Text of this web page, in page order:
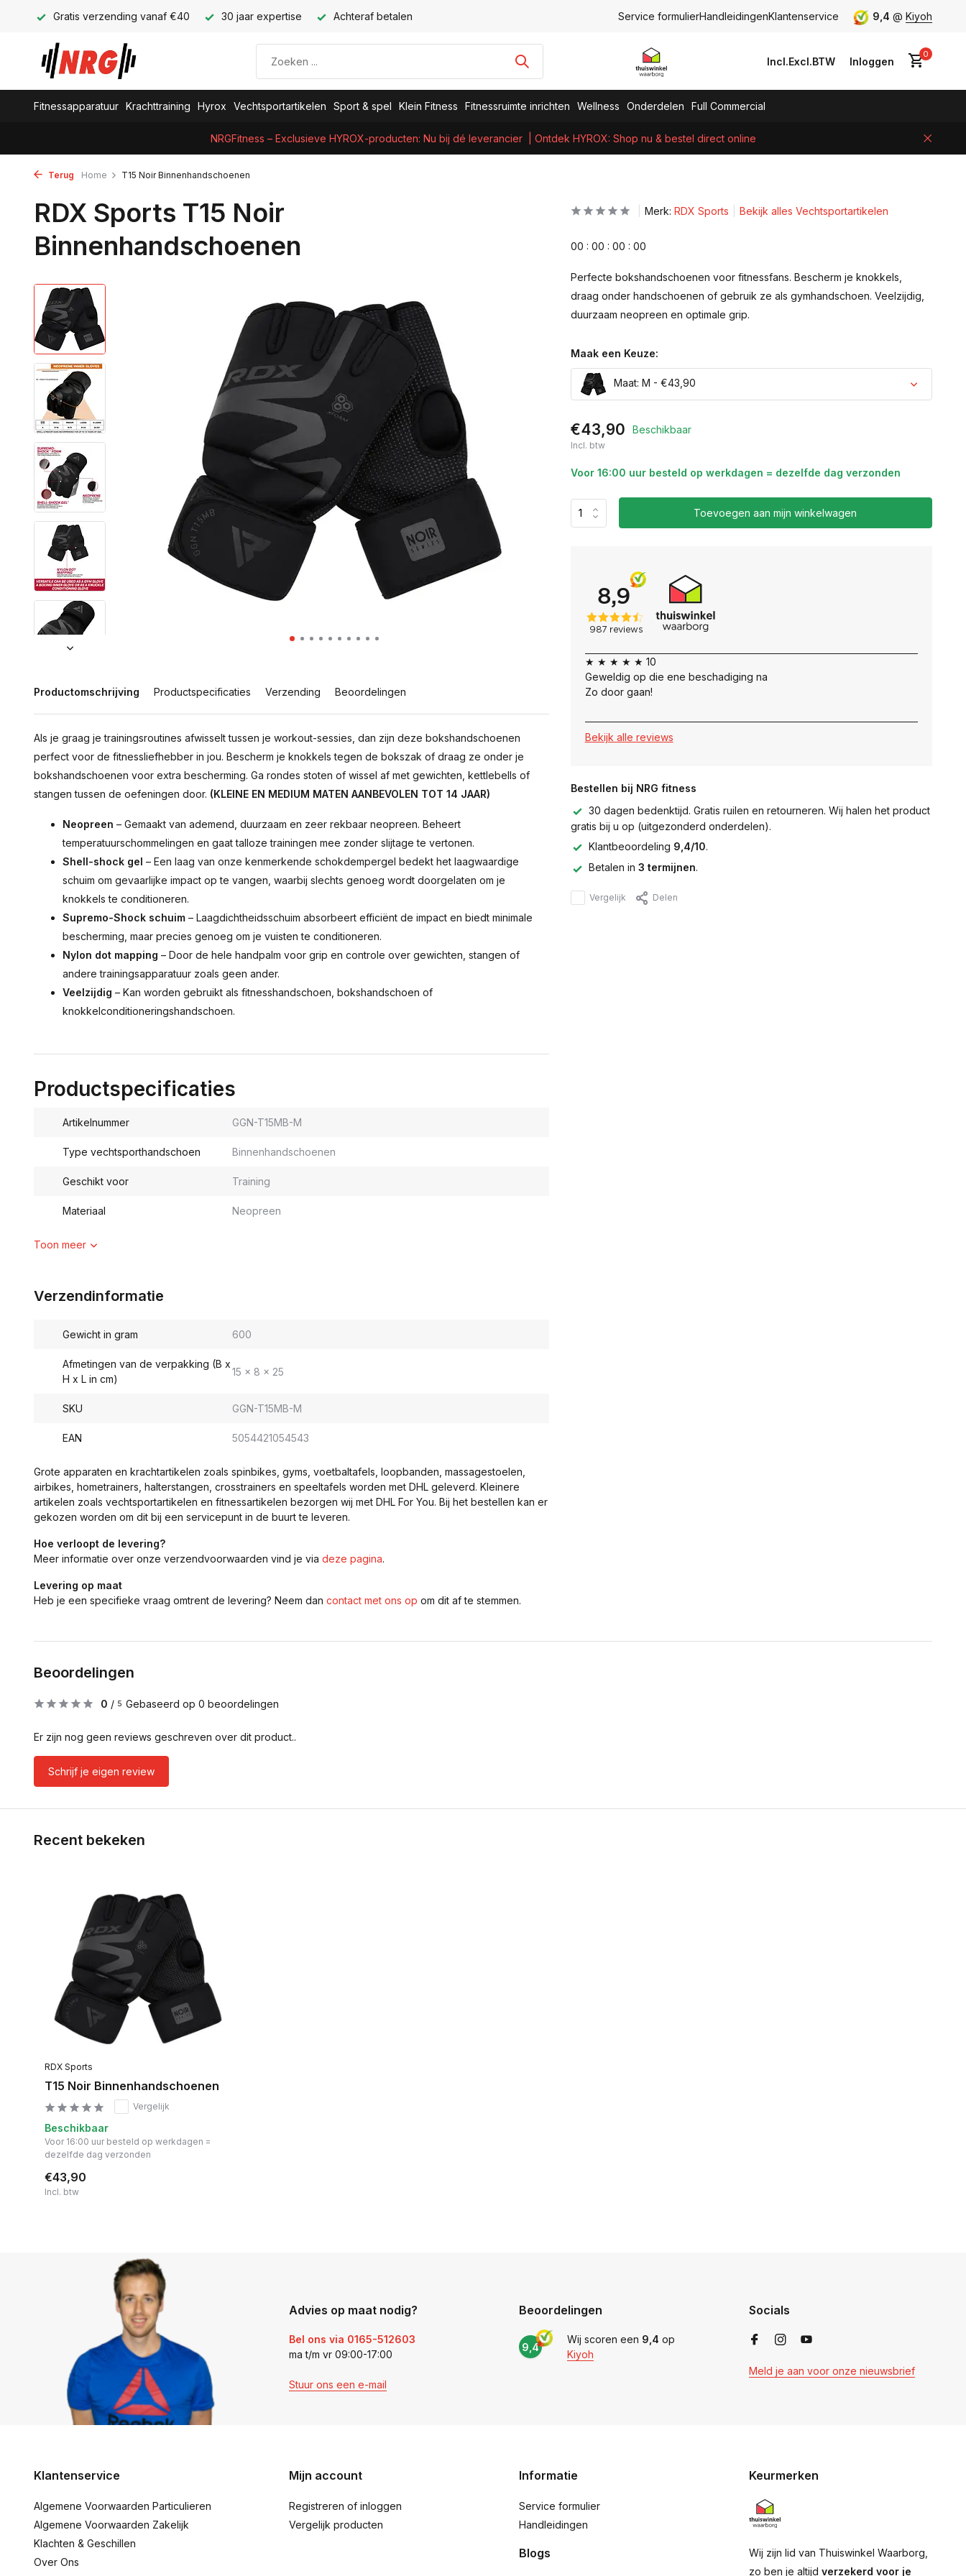
Gratis verzending vanaf €40 30 jaar expertise Achteraf betalen Service formulierHandleidingenKlantenservice 9,4 @ Kiyoh
Incl.Excl.BTW Inloggen
0
Fitnessapparatuur Krachttraining Hyrox Vechtsportartikelen Sport & spel Klein Fitness Fitnessruimte inrichten Wellness Onderdelen Full Commercial
NRGFitness – Exclusieve HYROX-producten: Nu bij dé leverancier | Ontdek HYROX: Shop nu & bestel direct online
Terug Home T15 Noir Binnenhandschoenen
RDX Sports T15 Noir
Binnenhandschoenen
Productomschrijving Productspecificaties Verzending Beoordelingen
Als je graag je trainingsroutines afwisselt tussen je workout-sessies, dan zijn deze bokshandschoenen
perfect voor de fitnessliefhebber in jou. Bescherm je knokkels tegen de bokszak of draag ze onder je
bokshandschoenen voor extra bescherming. Ga rondes stoten of wissel af met gewichten, kettlebells of
stangen tussen de oefeningen door. (KLEINE EN MEDIUM MATEN AANBEVOLEN TOT 14 JAAR)
Neopreen – Gemaakt van ademend, duurzaam en zeer rekbaar neopreen. Beheert
temperatuurschommelingen en gaat talloze trainingen mee zonder slijtage te vertonen.
Shell-shock gel – Een laag van onze kenmerkende schokdempergel bedekt het laagwaardige
schuim om gevaarlijke impact op te vangen, waarbij slechts genoeg wordt doorgelaten om je
knokkels te conditioneren.
Supremo-Shock schuim – Laagdichtheidsschuim absorbeert efficiënt de impact en biedt minimale
bescherming, maar precies genoeg om je vuisten te conditioneren.
Nylon dot mapping – Door de hele handpalm voor grip en controle over gewichten, stangen of
andere trainingsapparatuur zoals geen ander.
Veelzijdig – Kan worden gebruikt als fitnesshandschoen, bokshandschoen of
knokkelconditioneringshandschoen.
Productspecificaties
Artikelnummer GGN-T15MB-M
Type vechtsporthandschoen Binnenhandschoenen
Geschikt voor Training
Materiaal Neopreen
Toon meer
Verzendinformatie
Gewicht in gram 600
Afmetingen van de verpakking (B x
H x L in cm)
15 x 8 x 25
SKU GGN-T15MB-M
EAN 5054421054543
Grote apparaten en krachtartikelen zoals spinbikes, gyms, voetbaltafels, loopbanden, massagestoelen,
airbikes, hometrainers, halterstangen, crosstrainers en speeltafels worden met DHL geleverd. Kleinere
artikelen zoals vechtsportartikelen en fitnessartikelen bezorgen wij met DHL For You. Bij het bestellen kan er
gekozen worden om dit bij een servicepunt in de buurt te leveren.
Hoe verloopt de levering?
Meer informatie over onze verzendvoorwaarden vind je via deze pagina.
Levering op maat
Heb je een specifieke vraag omtrent de levering? Neem dan contact met ons op om dit af te stemmen.
Merk: RDX Sports Bekijk alles Vechtsportartikelen
00 : 00 : 00 : 00
Perfecte bokshandschoenen voor fitnessfans. Bescherm je knokkels,
draag onder handschoenen of gebruik ze als gymhandschoen. Veelzijdig,
duurzaam neopreen en optimale grip.
Maak een Keuze:
Maat: M - €43,90
€43,90 Beschikbaar
Incl. btw
Voor 16:00 uur besteld op werkdagen = dezelfde dag verzonden
Toevoegen aan mijn winkelwagen
★ ★ ★ ★ ★ 10
Geweldig op die ene beschadiging na
Zo door gaan!
Bekijk alle reviews
Bestellen bij NRG fitness
30 dagen bedenktijd. Gratis ruilen en retourneren. Wij halen het product
gratis bij u op (uitgezonderd onderdelen).
Klantbeoordeling 9,4/10.
Betalen in 3 termijnen.
Vergelijk Delen
Beoordelingen
0 / 5 Gebaseerd op 0 beoordelingen
Er zijn nog geen reviews geschreven over dit product..
Schrijf je eigen review
Recent bekeken
RDX Sports
T15 Noir Binnenhandschoenen
Vergelijk
Beschikbaar
Voor 16:00 uur besteld op werkdagen =
dezelfde dag verzonden
€43,90
Incl. btw
Advies op maat nodig?
Bel ons via 0165-512603
ma t/m vr 09:00-17:00
Stuur ons een e-mail
Beoordelingen
9,4
Wij scoren een 9,4 op
Kiyoh
Socials
Meld je aan voor onze nieuwsbrief
Klantenservice
Algemene Voorwaarden Particulieren
Algemene Voorwaarden Zakelijk
Klachten & Geschillen
Over Ons
Mijn account
Registreren of inloggen
Vergelijk producten
Informatie
Service formulier
Handleidingen
Blogs
Keurmerken
Wij zijn lid van Thuiswinkel Waarborg,
zo ben je altijd verzekerd voor je